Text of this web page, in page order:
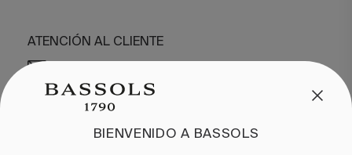
ATENCIÓN AL CLIENTE
PREGUNTAS FRECUENTES
ENVÍOS Y DEVOLUCIONES
ESPAÑOL / FRANÇAIS
BIENVENIDO A BASSOLS